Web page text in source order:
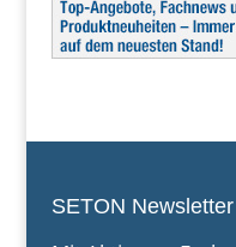
SETON Newsletter